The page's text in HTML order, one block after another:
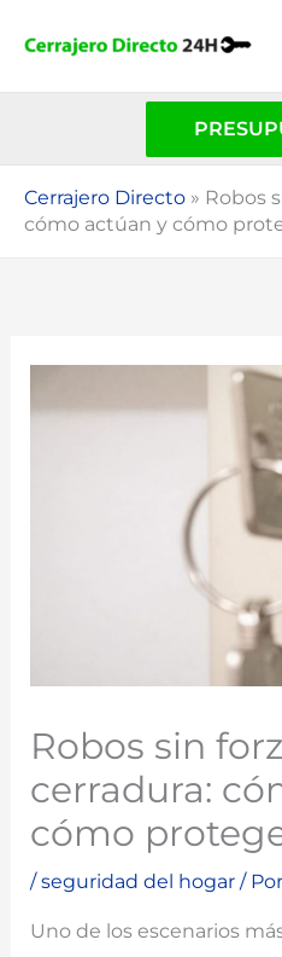
Cerrajero Directo » Robos
cómo actúan y cómo
Robos sin
cerradura:
cómo
/seguridad del hogar/ Por
Uno de los escenarios